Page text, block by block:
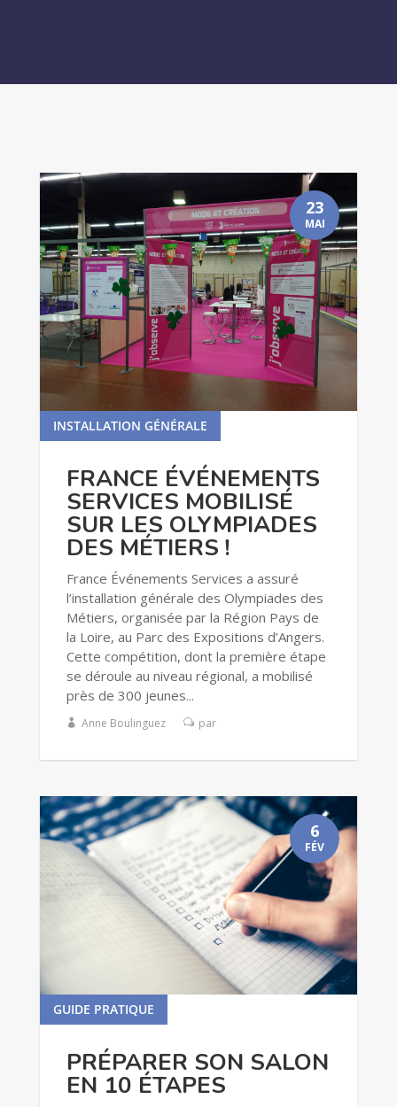
lire plus
FRANCE ÉVÉNEMENTS
SERVICES MOBILISÉ
SUR LES OLYMPIADES
DES MÉTIERS !
INSTALLATION GÉNÉRALE
France Événements Services a assuré
l’installation générale des Olympiades des
Métiers, organisée par la Région Pays de
la Loire, au Parc des Expositions d’Angers.
Cette compétition, dont la première étape
se déroule au niveau régional, a mobilisé
près de 300 jeunes...
Anne Boulinguez par
23
MAI
lire plus
PRÉPARER SON SALON
EN 10 ÉTAPES
GUIDE PRATIQUE
6
FÉV